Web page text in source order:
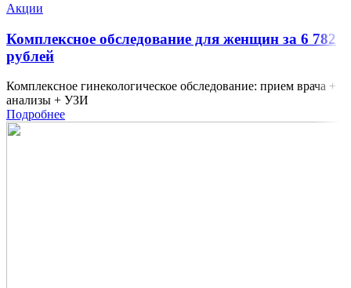
Акции
Комплексное обследование для женщин за 6 782
рублей
Комплексное гинекологическое обследование: прием врача +
анализы + УЗИ
Подробнее